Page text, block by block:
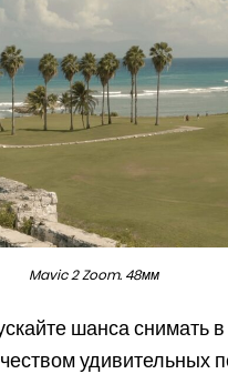
Mavic 2 Zoom. 48мм
шанса снимать
удивительных